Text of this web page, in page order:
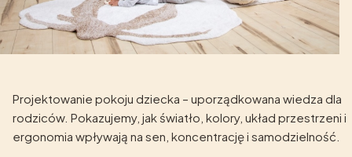
Projektowanie pokoju dziecka – uporządkowana wiedza dla
rodziców. Pokazujemy, jak światło, kolory, układ przestrzeni i
ergonomia wpływają na sen, koncentrację i samodzielność.